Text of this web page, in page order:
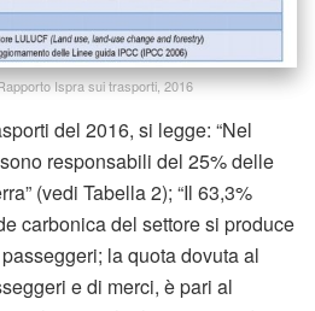
Ispra sui trasporti, 2016
del 2016, si legge: “Nel
responsabili del 25% delle
(vedi Tabella 2); “Il 63,3%
carbonica del settore si produce
la quota dovuta al
e di merci, è pari al